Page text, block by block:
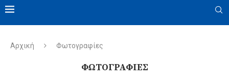
Αρχική Φωτογραφίες
ΦΩΤΟΓΡΑΦΊΕΣ